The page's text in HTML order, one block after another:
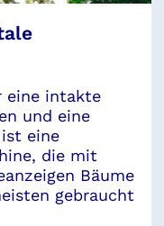
eine intakte
und eine
eine
die mit
Bäume
gebraucht